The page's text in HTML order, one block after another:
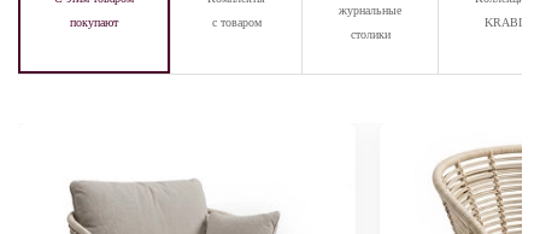
покупают
с товаром
журнальные
столики
KRABI